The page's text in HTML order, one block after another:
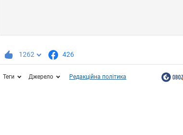
1262 426
Теги Джерело Редакційна політика